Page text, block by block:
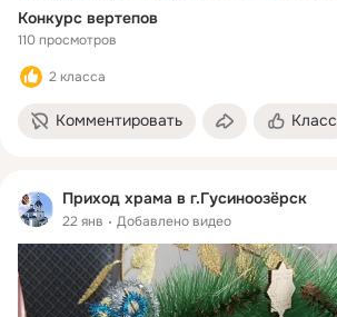
Конкурс вертепов
110 просмотров
2 класса
Комментировать Класс
Приход храма в г.Гусиноозёрск
22 янв Добавлено видео